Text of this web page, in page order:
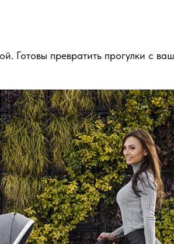
Готовы превратить прогулки с